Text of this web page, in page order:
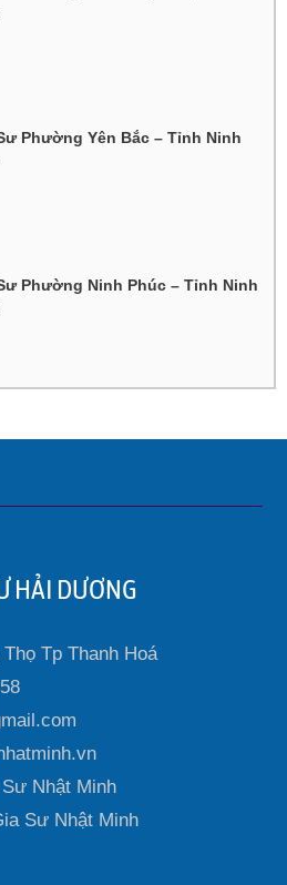
Phường Yên Bắc – Tỉnh Ninh
Phường Ninh Phúc – Tỉnh Ninh
HẢI DƯƠNG
Tp Thanh Hoá
Nhật Minh
Sư Nhật Minh